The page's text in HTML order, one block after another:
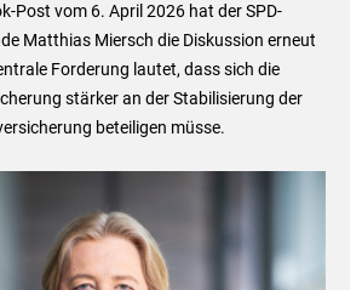
Post vom 6. April 2026 hat der SPD-
Matthias Miersch die Diskussion erneut
Forderung lautet, dass sich die
stärker an der Stabilisierung der
beteiligen müsse.